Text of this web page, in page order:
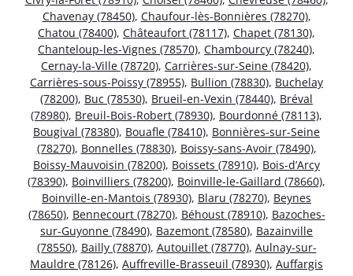
Chavenay (78450), Chaufour-lès-Bonnières (78270),
Chatou (78400), Châteaufort (78117), Chapet (78130),
Chanteloup-les-Vignes (78570), Chambourcy (78240),
Cernay-la-Ville (78720), Carrières-sur-Seine (78420),
Carrières-sous-Poissy (78955), Bullion (78830), Buchelay
(78200), Buc (78530), Brueil-en-Vexin (78440), Bréval
(78980), Breuil-Bois-Robert (78930), Bourdonné (78113),
Bougival (78380), Bouafle (78410), Bonnières-sur-Seine
(78270), Bonnelles (78830), Boissy-sans-Avoir (78490),
Boissy-Mauvoisin (78200), Boissets (78910), Bois-d’Arcy
(78390), Boinvilliers (78200), Boinville-le-Gaillard (78660),
Boinville-en-Mantois (78930), Blaru (78270), Beynes
(78650), Bennecourt (78270), Béhoust (78910), Bazoches-
sur-Guyonne (78490), Bazemont (78580), Bazainville
(78550), Bailly (78870), Autouillet (78770), Aulnay-sur-
Mauldre (78126), Auffreville-Brasseuil (78930), Auffargis